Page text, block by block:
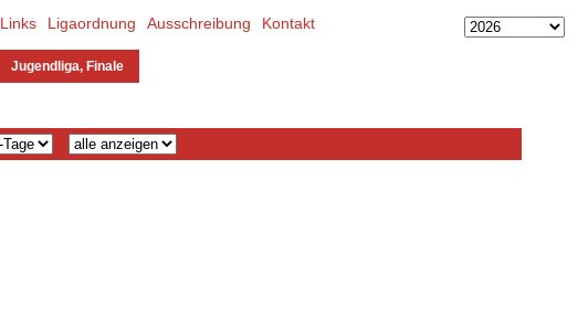
Links Ligaordnung Ausschreibung Kontakt
Jugendliga, Finale